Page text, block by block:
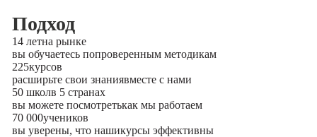
Подход
14 летна рынке
вы обучаетесь попроверенным методикам
225курсов
расширьте свои знаниявместе с нами
50 школв 5 странах
вы можете посмотретькак мы работаем
70 000учеников
вы уверены, что нашикурсы эффективны